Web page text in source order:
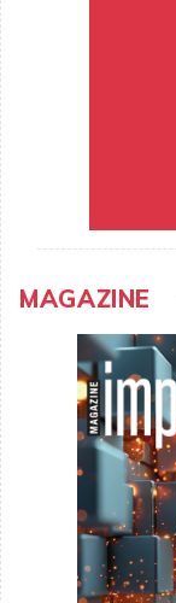
MAGAZINE